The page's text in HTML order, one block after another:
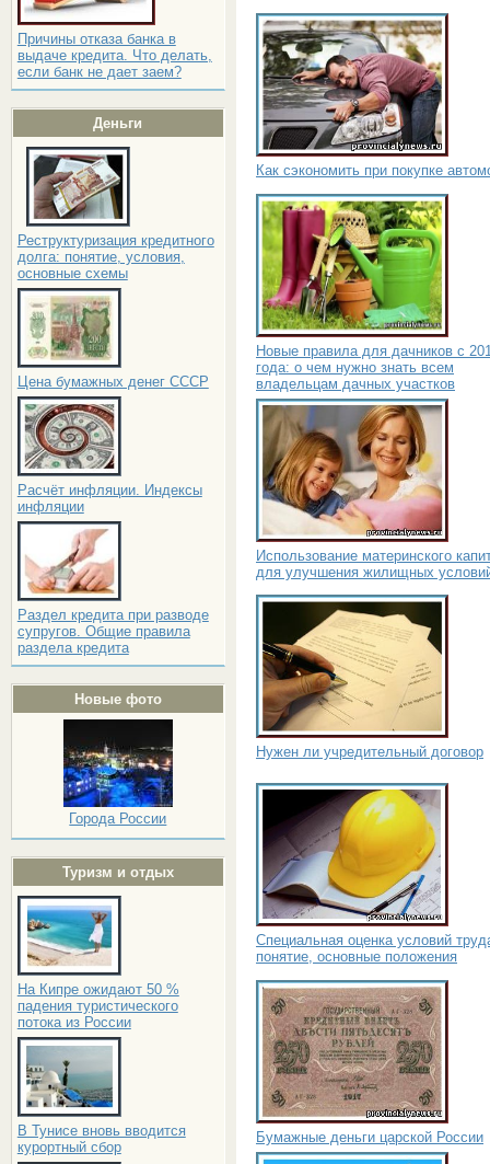
Причины отказа банка в
выдаче кредита. Что делать,
если банк не дает заем?
Деньги
Реструктуризация кредитного
долга: понятие, условия,
основные схемы
Цена бумажных денег СССР
Расчёт инфляции. Индексы
инфляции
Раздел кредита при разводе
супругов. Общие правила
раздела кредита
Новые фото
Города России
Туризм и отдых
На Кипре ожидают 50 %
падения туристического
потока из России
В Тунисе вновь вводится
курортный сбор
Как сэкономить при покупке
Новые правила для дачников с
года: о чем нужно знать всем
владельцам дачных участков
Использование материнского
для улучшения жилищных
Нужен ли учредительный договор
Специальная оценка условий
понятие, основные положения
Бумажные деньги царской России